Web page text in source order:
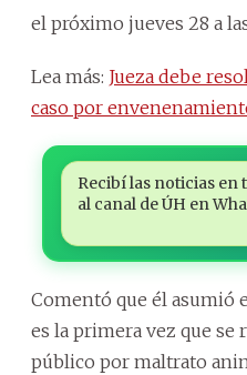
el próximo jueves 28 a las
Lea más: Jueza debe
caso por
Recibí las noticias en
al canal de ÚH en
Comentó que él asumió
es la primera vez que se
público por maltrato